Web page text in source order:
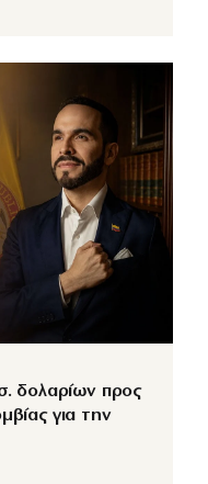
δολαρίων προς
για την